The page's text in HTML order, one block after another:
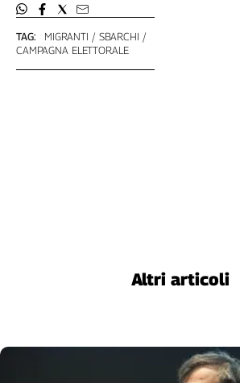
TAG: MIGRANTI
SBARCHI
CAMPAGNA ELETTORALE
Altri articoli